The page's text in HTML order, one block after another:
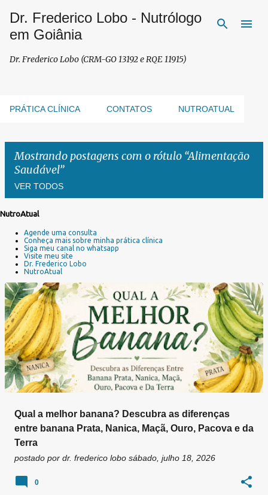
Pular para o conteúdo principal
Dr. Frederico Lobo - Nutrólogo
em Goiânia
Dr. Frederico Lobo (CRM-GO 13192 e RQE 11915)
PRÁTICA CLÍNICA CONTATOS NUTROATUAL
Mostrando postagens com o rótulo Alimentação
Saudável
VER TODOS
g
e
n
NutroAtual
Agende uma consulta
Conheça mais sobre minha prática clínica
Siga meu canal no whatsapp
Visite meu site
Dr. Frederico Lobo
NutroAtual
Qual a melhor banana? Descubra as diferenças
entre banana Prata, Nanica, Maçã, Ouro, Pacova e da
Terra
postado por dr. frederico lobo sábado, julho 18, 2026
0